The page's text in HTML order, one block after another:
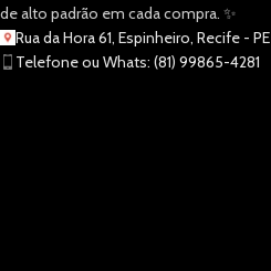
de alto padrão em cada compra. ✨
Rua da Hora 61, Espinheiro, Recife - PE
Telefone ou Whats: (81) 99865-4281